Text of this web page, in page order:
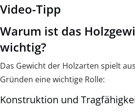
Video-Tipp
Warum ist das
wichtig?
Das Gewicht der Holzarten spielt
Gründen eine wichtige Rolle:
Konstruktion und